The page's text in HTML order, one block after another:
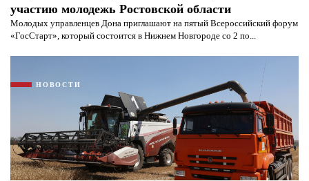
участию молодежь Ростовской области
Молодых управленцев Дона приглашают на пятый Всероссийский форум
«ГосСтарт», который состоится в Нижнем Новгороде со 2 по...
НОВОСТИ